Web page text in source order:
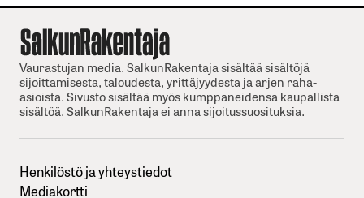
Vaurastujan media. SalkunRakentaja sisältää sisältöjä
sijoittamisesta, taloudesta, yrittäjyydesta ja arjen raha-
asioista. Sivusto sisältää myös kumppaneidensa kaupallista
sisältöä. SalkunRakentaja ei anna sijoitussuosituksia.
Henkilöstö ja yhteystiedot
Mediakortti